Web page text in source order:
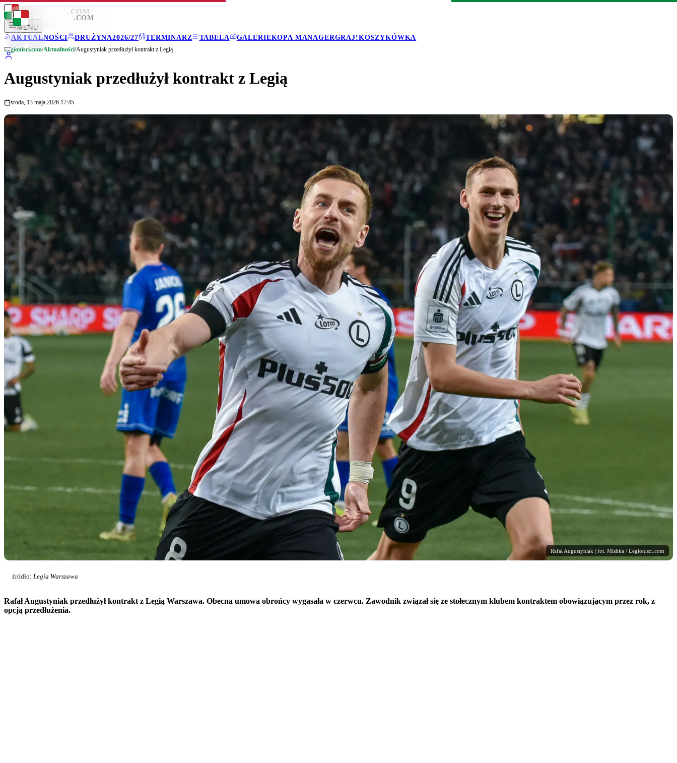
LEGIONISCI .COM
MENU
AKTUALNOŚCI
DRUŻYNA2026/27 TERMINARZ TABELA GALERIEKOPA MANAGERGRAJ!KOSZYKÓWKA
LEGIONISCI .COM
Legionisci.com/Aktualności/Augustyniak przedłużył kontrakt z Legią
Augustyniak przedłużył kontrakt z Legią
środa, 13 maja 2026 17:45
Rafał Augustyniak | fot. Mishka / Legionisci.com
źródło: Legia Warszawa
Rafał Augustyniak przedłużył kontrakt z Legią Warszawa. Obecna umowa obrońcy wygasała w czerwcu. Zawodnik związał się ze stołecznym klubem kontraktem obowiązującym przez rok, z
opcją przedłużenia.